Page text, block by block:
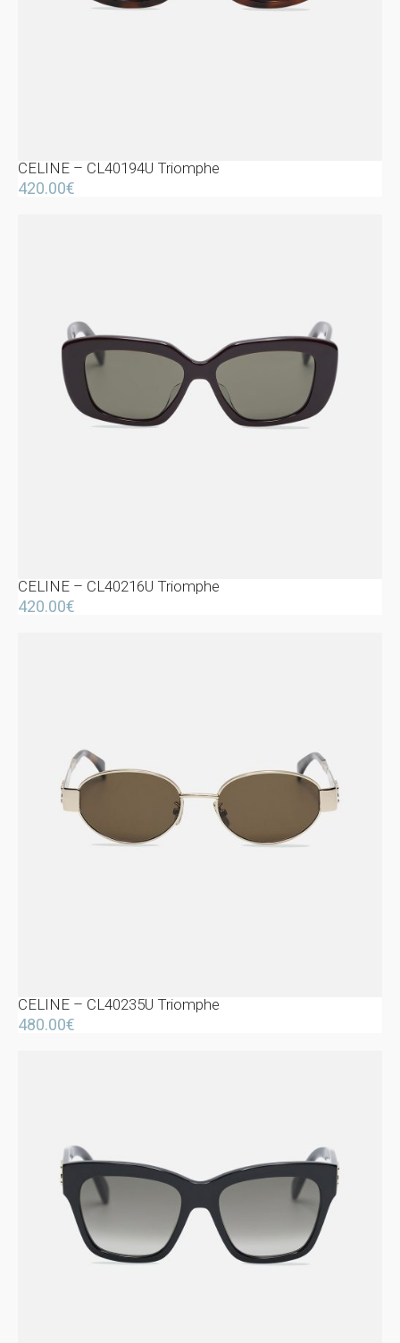
CELINE – CL40194U Triomphe
420.00€
CELINE – CL40216U Triomphe
420.00€
CELINE – CL40235U Triomphe
480.00€